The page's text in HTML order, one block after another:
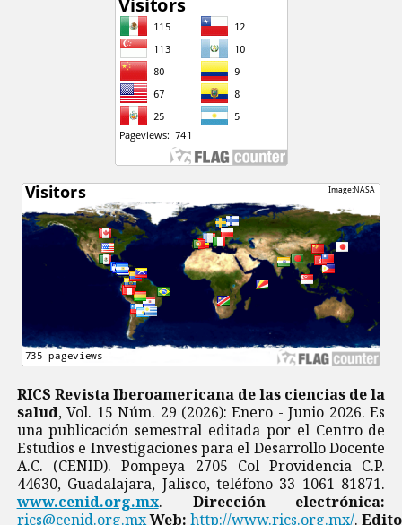
RICS Revista Iberoamericana de las ciencias de la
salud, Vol. 15 Núm. 29 (2026): Enero - Junio 2026. Es
una publicación semestral editada por el Centro de
Estudios e Investigaciones para el Desarrollo Docente
A.C. (CENID). Pompeya 2705 Col Providencia C.P.
44630, Guadalajara, Jalisco, teléfono 33 1061 81871.
www.cenid.org.mx. Dirección electrónica:
rics@cenid.org.mxWeb: http://www.rics.org.mx/.